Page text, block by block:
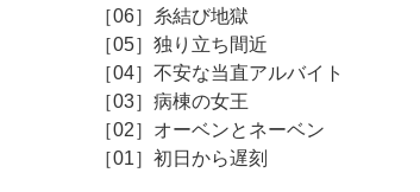
［06］糸結び地獄
［05］独り立ち間近
［04］不安な当直アルバイト
［03］病棟の女王
［02］オーベンとネーベン
［01］初日から遅刻